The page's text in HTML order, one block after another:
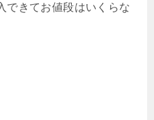
できてお値段はいくらな